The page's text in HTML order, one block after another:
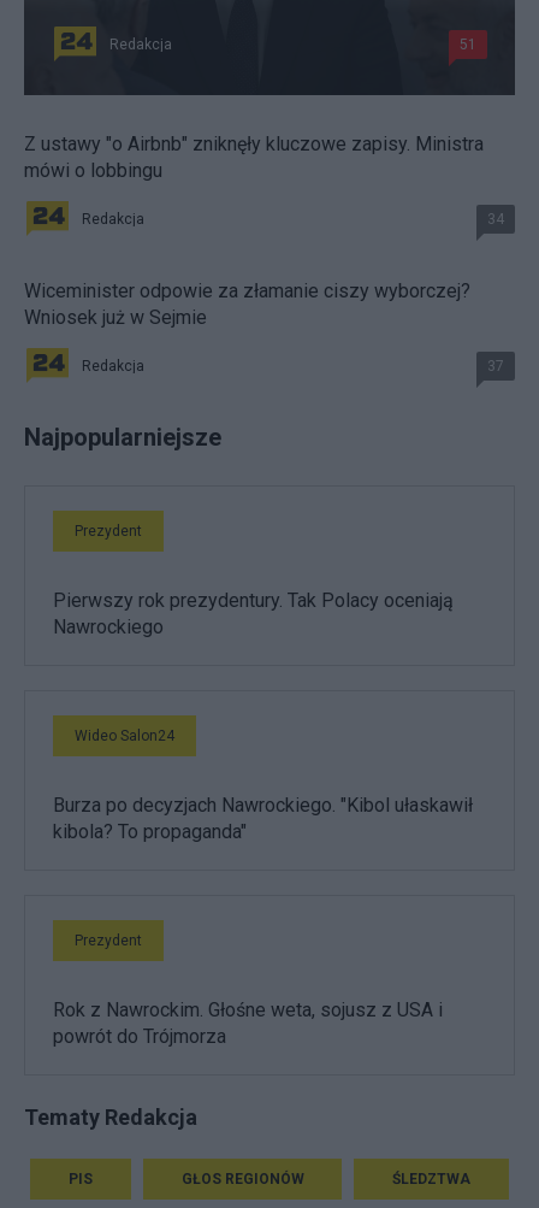
Redakcja 51
Z ustawy "o Airbnb" zniknęły kluczowe zapisy. Ministra
mówi o lobbingu
Redakcja 34
Wiceminister odpowie za złamanie ciszy wyborczej?
Wniosek już w Sejmie
Redakcja 37
Najpopularniejsze
Prezydent
Pierwszy rok prezydentury. Tak Polacy oceniają
Nawrockiego
Wideo Salon24
Burza po decyzjach Nawrockiego. "Kibol ułaskawił
kibola? To propaganda"
Prezydent
Rok z Nawrockim. Głośne weta, sojusz z USA i
powrót do Trójmorza
Tematy Redakcja
PIS GŁOS REGIONÓW ŚLEDZTWA